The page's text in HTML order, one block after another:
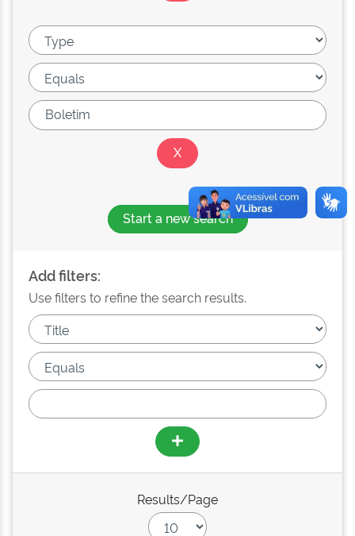
Start a new search
Add filters:
Use filters to refine the search results.
Results/Page